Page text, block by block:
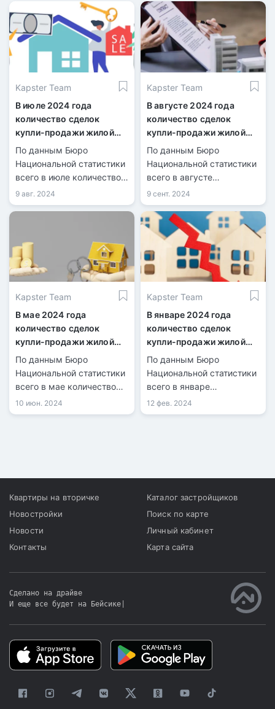
сделок купли-продажи
жилья составило 39 143,
из них 8 690 по
индивидуальным домам и
30 453 по квартирам в
многоквартирных домах.
подорожали на 1,9%, на
первичном – на 5%.
Kapster Team
В июле 2024 года
количество сделок
купли-продажи жилой
недвижимости
увеличилось на 21,7%
По данным Бюро
Национальной статистики
всего в июле количество
зарегистрированных
сделок купли-продажи
индивидуальным домам и
30 973 по квартирам в
многоквартирных домах.
9 авг. 2024
Kapster Team
В августе 2024 года
количество сделок
купли-продажи жилой
недвижимости
увеличилось на 1,8%
По данным Бюро
Национальной статистики
всего в августе
количество
зарегистрированных
сделок купли-продажи
жилья составило 40 832,
из них 8 981 по
индивидуальным домам и
31 851 по квартирам в
многоквартирных домах.
9 сент. 2024
Kapster Team
В мае 2024 года
количество сделок
купли-продажи жилой
недвижимости
увеличилось на 21,4%
По данным Бюро
Национальной статистики
всего в мае количество
зарегистрированных
сделок купли-продажи
многоквартирных домах.
10 июн. 2024
Kapster Team
В январе 2024 года
количество сделок
купли-продажи жилой
недвижимости
уменьшилось на 16,1%
По данным Бюро
Национальной статистики
всего в январе
количество
зарегистрированных
25 645 по квартирам в
многоквартирных домах.
12 фев. 2024
Квартиры на вторичке
Новостройки
Новости
Контакты
Каталог застройщиков
Поиск по карте
Личный кабинет
Карта сайта
Сделано на драйве
И еще все будет на Бейсике